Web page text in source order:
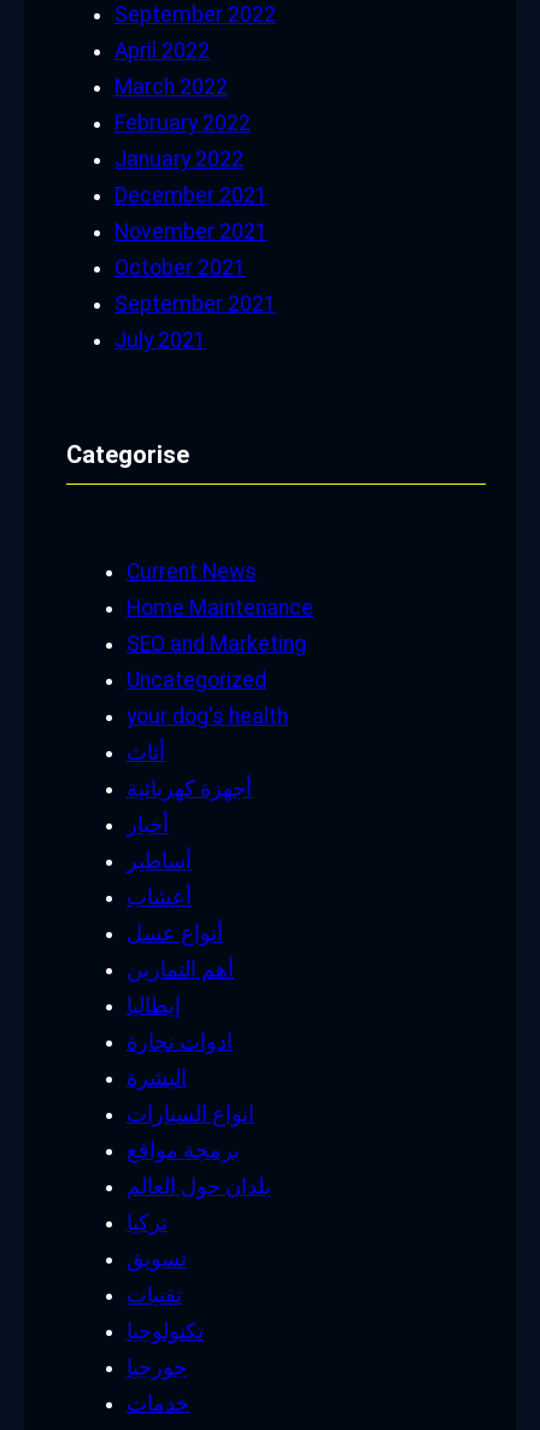
September 2022
April 2022
March 2022
February 2022
January 2022
December 2021
November 2021
October 2021
September 2021
July 2021
Categorise
Current News
Home Maintenance
SEO and Marketing
Uncategorized
your dog's health
أثاث
أجهزة كهربائية
أخبار
أساطير
أعشاب
أنواع عسل
أهم التمارين
إيطاليا
ادوات نجارة
البشرة
انواع السيارات
برمجة مواقع
بلدان حول العالم
تركيا
تسويق
تقنيات
تكنولوجيا
جورجيا
خدمات